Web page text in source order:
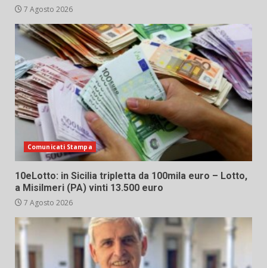
7 Agosto 2026
Comunicati Stampa
10eLotto: in Sicilia tripletta da 100mila euro – Lotto,
a Misilmeri (PA) vinti 13.500 euro
7 Agosto 2026